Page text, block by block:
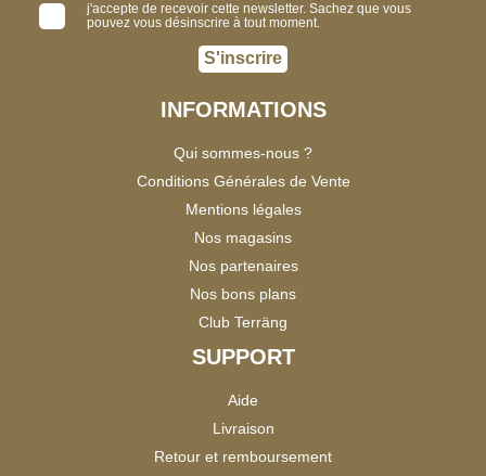
j'accepte de recevoir cette newsletter. Sachez que vous
pouvez vous désinscrire à tout moment.
S'inscrire
INFORMATIONS
Qui sommes-nous ?
Conditions Générales de Vente
Mentions légales
Nos magasins
Nos partenaires
Nos bons plans
Club Terräng
SUPPORT
Aide
Livraison
Retour et remboursement